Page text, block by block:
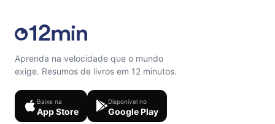
Aprenda na velocidade que o mundo
exige. Resumos de livros em 12 minutos.
Baixe na
App Store
Disponível no
Google Play